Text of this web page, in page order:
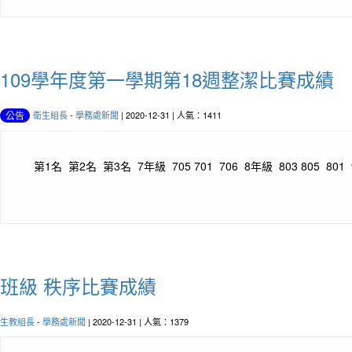
109學年度第一學期第18週整潔比賽成績
公告 衛生組長- 學務處新聞 | 2020-12-31 | 人氣：1411
第1名 第2名 第3名 7年級 705 701 706 8年級 803 805 801
班級 秩序比賽成績
生教組長- 學務處新聞 | 2020-12-31 | 人氣：1379